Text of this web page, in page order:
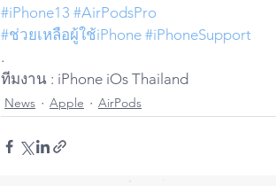
#iPhone13 #AirPodsPro
#ช่วยเหลือผู้ใช้iPhone #iPhoneSupport
.
ทีมงาน : iPhone iOs Thailand
News Apple AirPods